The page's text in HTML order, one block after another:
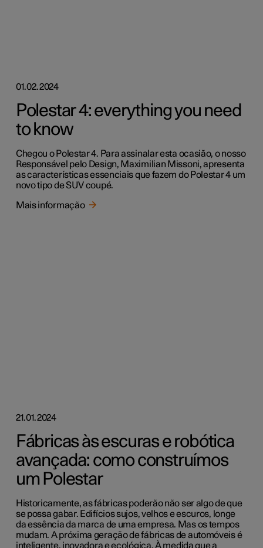
01.02.2024
Polestar 4: everything you need
to know
Chegou o Polestar 4. Para assinalar esta ocasião, o nosso
Responsável pelo Design, Maximilian Missoni, apresenta
as características essenciais que fazem do Polestar 4 um
novo tipo de SUV coupé.
Mais informação
21.01.2024
Fábricas às escuras e robótica
avançada: como construímos
um Polestar
Historicamente, as fábricas poderão não ser algo de que
se possa gabar. Edifícios sujos, velhos e escuros, longe
da essência da marca de uma empresa. Mas os tempos
mudam. A próxima geração de fábricas de automóveis é
inteligente, inovadora e ecológica. À medida que a